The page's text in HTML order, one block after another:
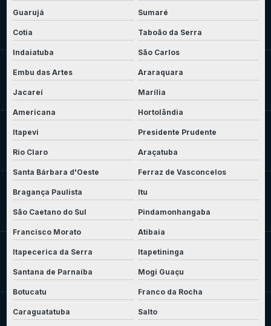
Guarujá Sumaré
Cotia Taboão da Serra
Indaiatuba São Carlos
Embu das Artes Araraquara
Jacareí Marília
Americana Hortolândia
Itapevi Presidente Prudente
Rio Claro Araçatuba
Santa Bárbara d'Oeste Ferraz de Vasconcelos
Bragança Paulista Itu
São Caetano do Sul Pindamonhangaba
Francisco Morato Atibaia
Itapecerica da Serra Itapetininga
Santana de Parnaíba Mogi Guaçu
Botucatu Franco da Rocha
Caraguatatuba Salto